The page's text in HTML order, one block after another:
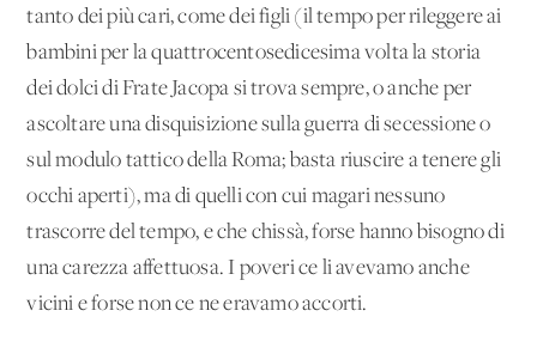
tanto dei più cari, come dei figli (il tempo per rileggere ai
bambini per la quattrocentosedicesima volta la storia
dei dolci di Frate Jacopa si trova sempre, o anche per
ascoltare una disquisizione sulla guerra di secessione o
sul modulo tattico della Roma; basta riuscire a tenere gli
occhi aperti), ma di quelli con cui magari nessuno
trascorre del tempo, e che chissà, forse hanno bisogno di
una carezza affettuosa. I poveri ce li avevamo anche
vicini e forse non ce ne eravamo accorti.